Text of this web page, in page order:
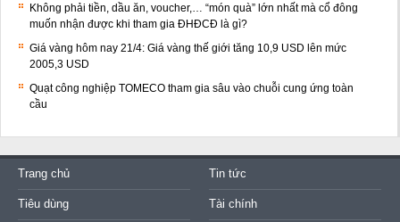
Không phải tiền, dầu ăn, voucher,… “món quà” lớn nhất mà cổ đông
muốn nhận được khi tham gia ĐHĐCĐ là gì?
Giá vàng hôm nay 21/4: Giá vàng thế giới tăng 10,9 USD lên mức
2005,3 USD
Quạt công nghiệp TOMECO tham gia sâu vào chuỗi cung ứng toàn
cầu
Trang chủ Tin tức
Tiêu dùng Tài chính